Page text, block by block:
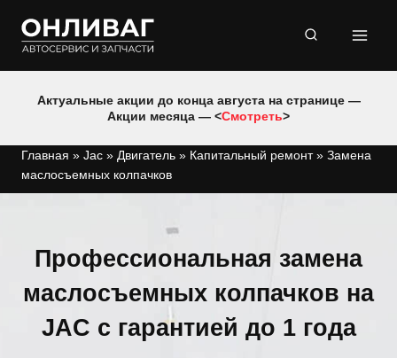
содержимому
Актуальные акции до конца августа на странице —
Акции месяца — <Смотреть>
Главная » Jac » Двигатель » Капитальный ремонт» Замена
маслосъемных колпачков
Профессиональная замена
маслосъемных колпачков на
JAC с гарантией до 1 года